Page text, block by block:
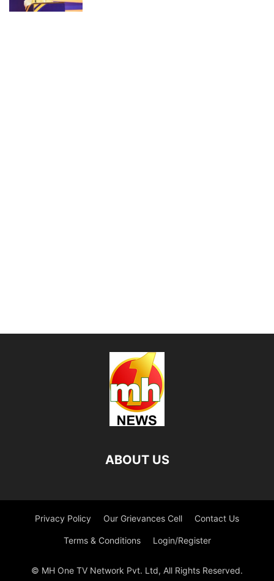
ABOUT US
Privacy Policy Our Grievances Cell Contact Us
Terms & Conditions Login/Register
© MH One TV Network Pvt. Ltd, All Rights Reserved.